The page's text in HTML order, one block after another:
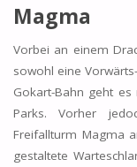
Magma
Vorbei an einem
sowohl eine
Gokart-Bahn geht
Parks. Vorher
Freifallturm Magma
gestaltete